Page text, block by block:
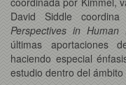
David Siddle
Perspectives in Human
últimas aportaciones
haciendo especial
estudio dentro del